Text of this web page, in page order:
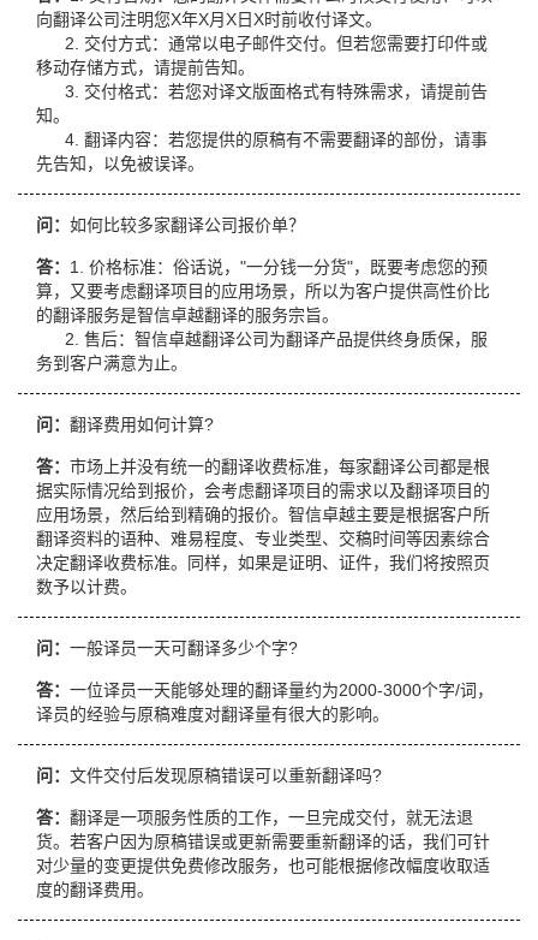
向翻译公司注明您X年X月X日X时前收付译文。
2. 交付方式：通常以电子邮件交付。但若您需要打印件或
移动存储方式，请提前告知。
3. 交付格式：若您对译文版面格式有特殊需求，请提前告
知。
4. 翻译内容：若您提供的原稿有不需要翻译的部份，请事
先告知，以免被误译。
问： 如何比较多家翻译公司报价单？
答： 1. 价格标准：俗话说，"一分钱一分货"，既要考虑您的预
算，又要考虑翻译项目的应用场景，所以为客户提供高性价比
的翻译服务是智信卓越翻译的服务宗旨。
2. 售后：智信卓越翻译公司为翻译产品提供终身质保，服
务到客户满意为止。
问： 翻译费用如何计算?
答： 市场上并没有统一的翻译收费标准，每家翻译公司都是根
据实际情况给到报价，会考虑翻译项目的需求以及翻译项目的
应用场景，然后给到精确的报价。智信卓越主要是根据客户所
翻译资料的语种、难易程度、专业类型、交稿时间等因素综合
决定翻译收费标准。同样，如果是证明、证件，我们将按照页
数予以计费。
问： 一般译员一天可翻译多少个字?
答： 一位译员一天能够处理的翻译量约为2000-3000个字/词，
译员的经验与原稿难度对翻译量有很大的影响。
问： 文件交付后发现原稿错误可以重新翻译吗?
答： 翻译是一项服务性质的工作，一旦完成交付，就无法退
货。若客户因为原稿错误或更新需要重新翻译的话，我们可针
对少量的变更提供免费修改服务，也可能根据修改幅度收取适
度的翻译费用。